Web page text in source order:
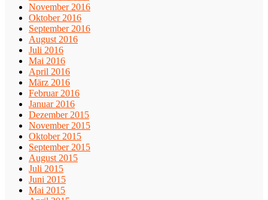
November 2016
Oktober 2016
September 2016
August 2016
Juli 2016
Mai 2016
April 2016
März 2016
Februar 2016
Januar 2016
Dezember 2015
November 2015
Oktober 2015
September 2015
August 2015
Juli 2015
Juni 2015
Mai 2015